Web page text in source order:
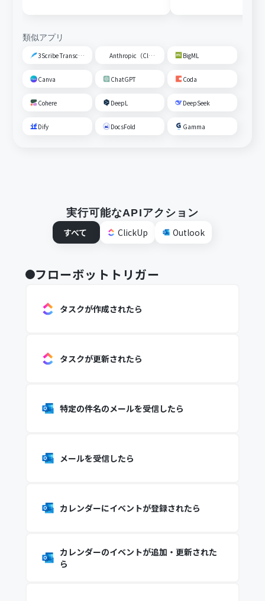
類似アプリ
3Scribe Transcription Anthropic（Claude） BigML
Canva ChatGPT Coda
Cohere DeepL DeepSeek
Dify DocsFold Gamma
実行可能なAPIアクション
すべて
ClickUp Outlook
フローボットトリガー
タスクが作成されたら
タスクが更新されたら
特定の件名のメールを受信したら
メールを受信したら
カレンダーにイベントが登録されたら
カレンダーのイベントが追加・更新された
ら